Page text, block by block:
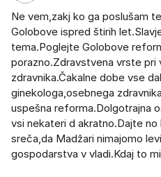
Ne vem,zakj ko ga poslušam
Golobove ispred štirih
tema.Poglejte Golobove
porazno.Zdravstvena vrste pri
zdravnika.Čakalne dobe vse
ginekologa,osebnega
uspešna reforma.Dolgotrajna
vsi nekateri d akratno.Dajte no
sreča,da Madžari nimajomo
gospodarstva v vladi.Kdaj to